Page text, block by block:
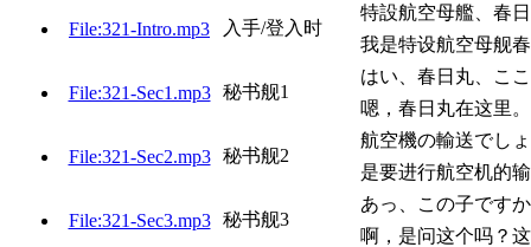
File:321-Intro.mp3 入手/登入时
特設航空母艦、春
我是特设航空母舰
File:321-Sec1.mp3 秘书舰1
はい、春日丸、こ
嗯，春日丸在这里。
File:321-Sec2.mp3 秘书舰2
航空機の輸送でし
是要进行航空机的
File:321-Sec3.mp3 秘书舰3
あっ、この子です
啊，是问这个吗？